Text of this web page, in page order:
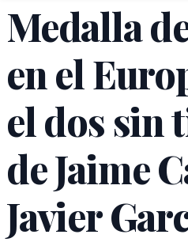
Medalla
en el
el dos sin
de Jaime
Javier